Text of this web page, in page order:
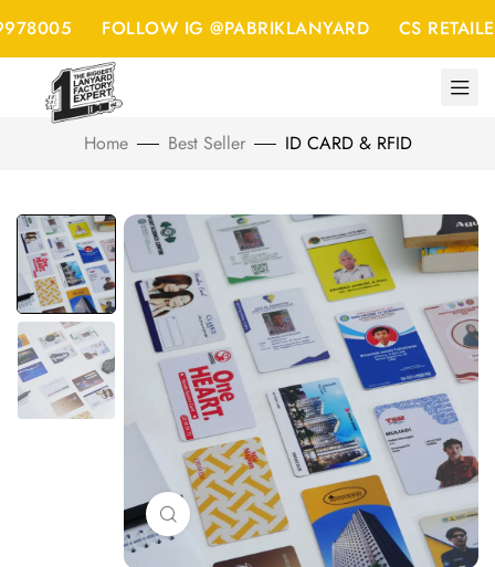
CS
FOLLOW IG @PABRIKLANYARD
Home Best Seller ID CARD & RFID
Click to enlarge